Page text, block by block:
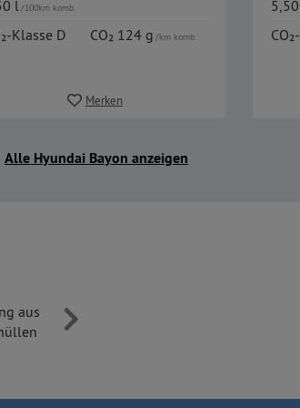
l/100km komb.
Klasse D CO₂ 124 g/km komb.
Merken
Alle Hyundai Bayon anzeigen
aus